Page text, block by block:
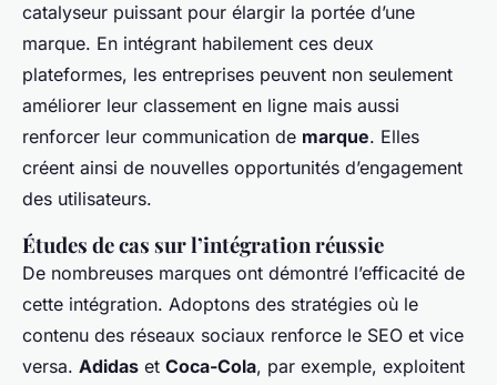
catalyseur puissant pour élargir la portée d’une
marque. En intégrant habilement ces deux
plateformes, les entreprises peuvent non seulement
améliorer leur classement en ligne mais aussi
renforcer leur communication de marque. Elles
créent ainsi de nouvelles opportunités d’engagement
des utilisateurs.
Études de cas sur l’intégration réussie
De nombreuses marques ont démontré l’efficacité de
cette intégration. Adoptons des stratégies où le
contenu des réseaux sociaux renforce le SEO et vice
versa. Adidas et Coca-Cola, par exemple, exploitent